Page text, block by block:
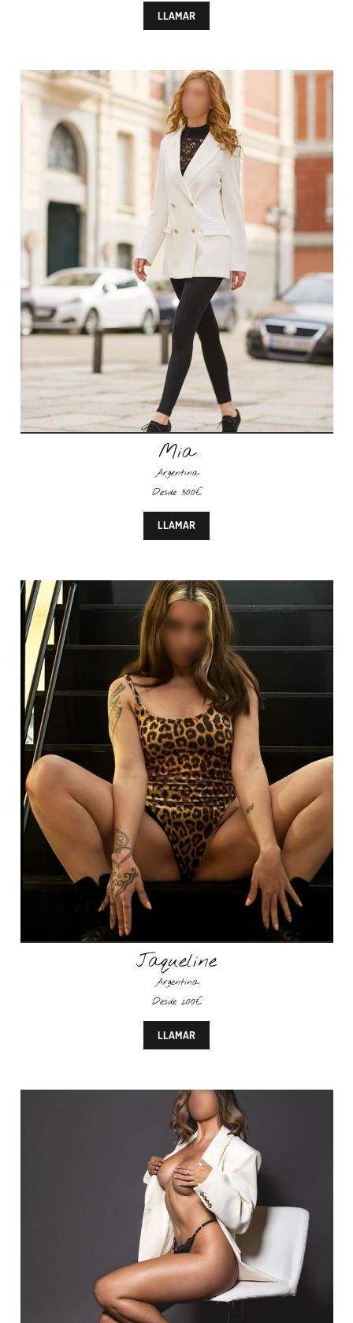
LLAMAR
Mia
Argentina
Desde 300€
LLAMAR
Jaqueline
Argentina
Desde 200€
LLAMAR